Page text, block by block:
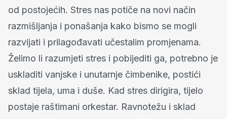
od postojećih. Stres nas potiče na novi način
razmišljanja i ponašanja kako bismo se mogli
razvijati i prilagođavati učestalim promjenama.
Želimo li razumjeti stres i pobijediti ga, potrebno je
uskladiti vanjske i unutarnje čimbenike, postići
sklad tijela, uma i duše. Kad stres dirigira, tijelo
postaje raštimani orkestar. Ravnotežu i sklad